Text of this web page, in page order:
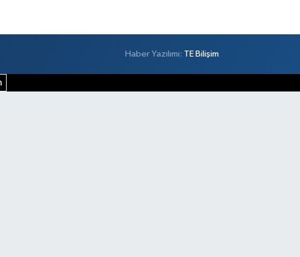
Haber Yazılımı: TE Bilişim